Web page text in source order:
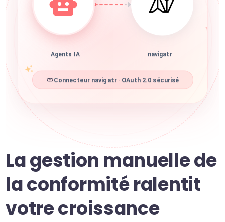
Agents IA navigatr
Connecteur navigatr · OAuth 2.0 sécurisé
La gestion manuelle de
la conformité ralentit
votre croissance